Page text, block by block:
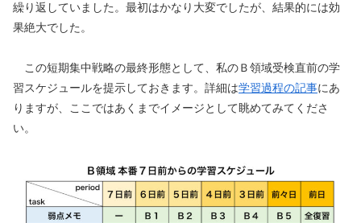
繰り返していました。最初はかなり大変でしたが、結果的には効
果絶大でした。
この短期集中戦略の最終形態として、私のＢ領域受検直前の学
習スケジュールを提示しておきます。詳細は学習過程の記事にあ
りますが、ここではあくまでイメージとして眺めてみてくださ
い。